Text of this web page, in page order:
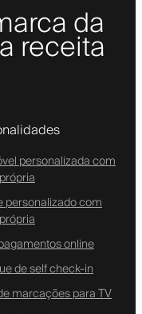
da
receita
personalizada com
personalizado com
online
de self check-in
marcações para TV